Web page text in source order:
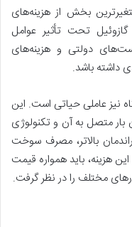
بخش از هزینه‌های
تحت تأثیر عوامل
دولتی و هزینه‌های
داشته باشد.
نیز عاملی حیاتی است. این
بار متصل به آن و تکنولوژی
بالاتر، مصرف سوخت
این هزینه، باید همواره قیمت
مختلف را در نظر گرفت.